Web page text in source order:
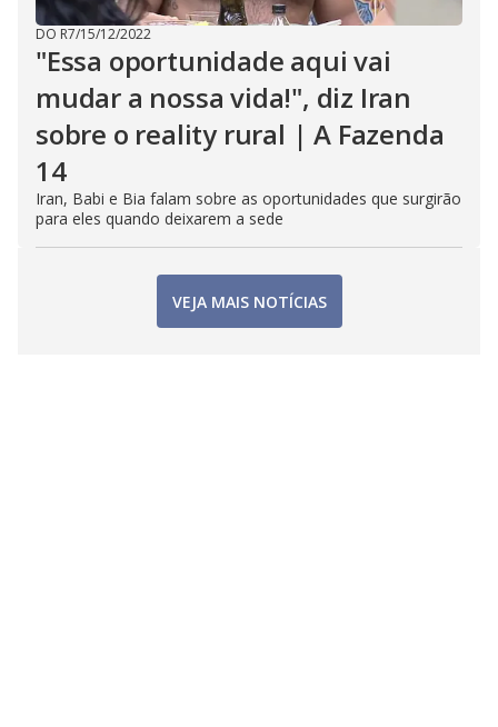
DO R7/15/12/2022
"Essa oportunidade aqui vai
mudar a nossa vida!", diz Iran
sobre o reality rural | A Fazenda
14
Iran, Babi e Bia falam sobre as oportunidades que surgirão
para eles quando deixarem a sede
VEJA MAIS NOTÍCIAS